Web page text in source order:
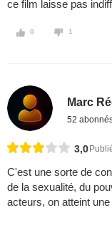
ce film laisse pas
0 1
Marc
52
3,0
C'est une sorte de
de la sexualité, du
acteurs, on atteint